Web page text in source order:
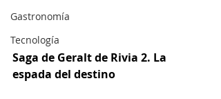
Gastronomía
Tecnología
Saga de Geralt de Rivia 2. La
espada del destino